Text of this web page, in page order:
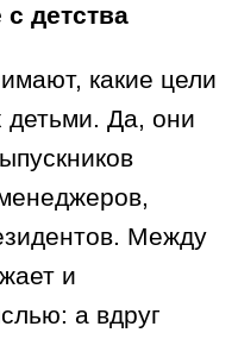
детства
какие цели
детьми. Да, они
Между
и
а вдруг